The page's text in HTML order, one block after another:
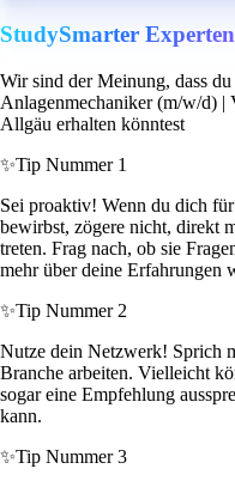
StudySmarter
Wir sind der Meinung, dass
Anlagenmechaniker (m/w/d)
Allgäu erhalten könntest
✨Tip Nummer 1
Sei proaktiv! Wenn du dich
bewirbst, zögere nicht, direkt
treten. Frag nach, ob sie
mehr über deine Erfahrungen
✨Tip Nummer 2
Nutze dein Netzwerk! Sprich
Branche arbeiten. Vielleicht
sogar eine Empfehlung
kann.
✨Tip Nummer 3